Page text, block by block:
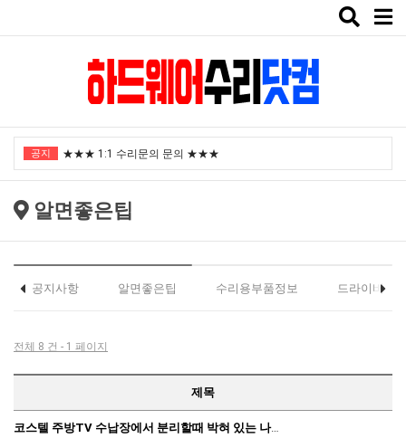
Toggle
공지 ★★★ 1:1 수리문의 문의 ★★★
2024년 한가위 휴일 안내
"노트북부서" 1월 임시휴가 안내
2025년 8월 휴가안내입니다.
2024년 한가위 휴일 안내
택배비인상안내
알면좋은팁
공지사항 알면좋은팁 수리용부품정보 드라이버
전체 8 건 - 1 페이지
제목
코스텔 주방TV 수납장에서 분리할때 박혀 있는 나사 모…